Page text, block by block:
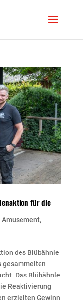
für die
Amusement,
des Blübähnle
gesammelten
Das Blübähnle
Reaktivierung
erzielten Gewinn